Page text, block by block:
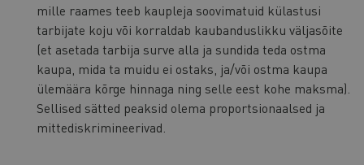
mille raames teeb kaupleja soovimatuid külastusi
tarbijate koju või korraldab kaubanduslikku väljasõite
(et asetada tarbija surve alla ja sundida teda ostma
kaupa, mida ta muidu ei ostaks, ja/või ostma kaupa
ülemäära kõrge hinnaga ning selle eest kohe maksma).
Sellised sätted peaksid olema proportsionaalsed ja
mittediskrimineerivad.